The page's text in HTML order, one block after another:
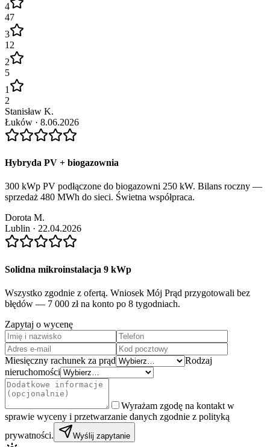
4
47
3
12
2
5
1
2
Stanisław K.
Łuków · 8.06.2026
Hybryda PV + biogazownia
300 kWp PV podłączone do biogazowni 250 kW. Bilans roczny —
sprzedaż 480 MWh do sieci. Świetna współpraca.
Dorota M.
Lublin · 22.04.2026
Solidna mikroinstalacja 9 kWp
Wszystko zgodnie z ofertą. Wniosek Mój Prąd przygotowali bez
błędów — 7 000 zł na konto po 8 tygodniach.
Zapytaj o wycenę
Miesięczny rachunek za prąd
Rodzaj
nieruchomości
Wyrażam zgodę na kontakt w
sprawie wyceny i przetwarzanie danych zgodnie z polityką
prywatności.
Wyślij zapytanie